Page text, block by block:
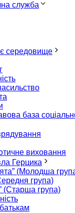
служба
середовище
база
виховання
Герцика
(Молодша
група)
(Старша група)